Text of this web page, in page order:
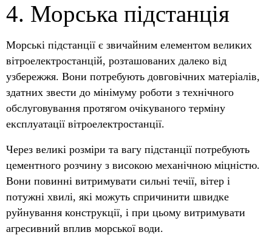
4. Морська підстанція
Морські підстанції є звичайним елементом великих
вітроелектростанцій, розташованих далеко від
узбережжя. Вони потребують довговічних матеріалів,
здатних звести до мінімуму роботи з технічного
обслуговування протягом очікуваного терміну
експлуатації вітроелектростанції.
Через великі розміри та вагу підстанції потребують
цементного розчину з високою механічною міцністю.
Вони повинні витримувати сильні течії, вітер і
потужні хвилі, які можуть спричинити швидке
руйнування конструкції, і при цьому витримувати
агресивний вплив морської води.